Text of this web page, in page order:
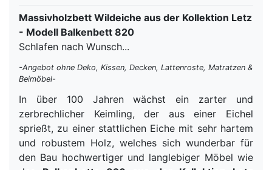
Massivholzbett Wildeiche aus der Kollektion Letz
- Modell Balkenbett 820
Schlafen nach Wunsch...
-Angebot ohne Deko, Kissen, Decken, Lattenroste, Matratzen &
Beimöbel-
In über 100 Jahren wächst ein zarter und
zerbrechlicher Keimling, der aus einer Eichel
sprießt, zu einer stattlichen Eiche mit sehr hartem
und robustem Holz, welches sich wunderbar für
den Bau hochwertiger und langlebiger Möbel wie